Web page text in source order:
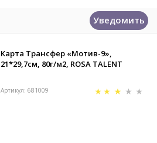
Уведомить
Карта Трансфер «Мотив-9»,
21*29,7см, 80г/м2, ROSA TALENT
Артикул: 681009